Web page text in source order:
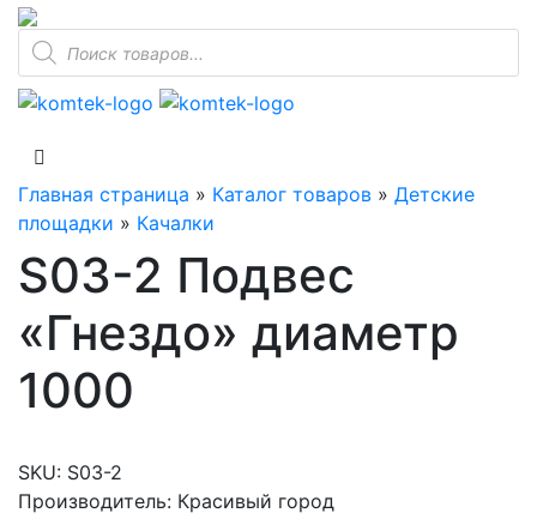
Поиск
товаров
Главная страница » Каталог товаров » Детские
площадки » Качалки
S03-2 Подвес
«Гнездо» диаметр
1000
SKU: S03-2
Производитель: Красивый город